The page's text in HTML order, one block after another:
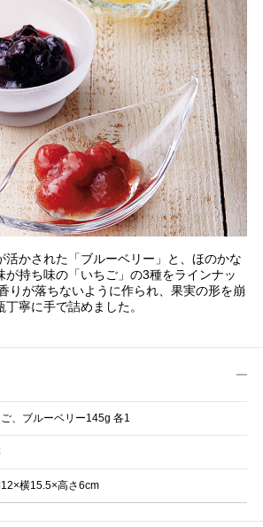
活かされた「ブルーベリー」と、ほのかな
が持ち味の「いちご」の3種をラインナッ
りが落ちないように作られ、果実の形を崩
寧に手で詰めました。
、ブルーベリー145g 各1
横15.5×高さ6cm